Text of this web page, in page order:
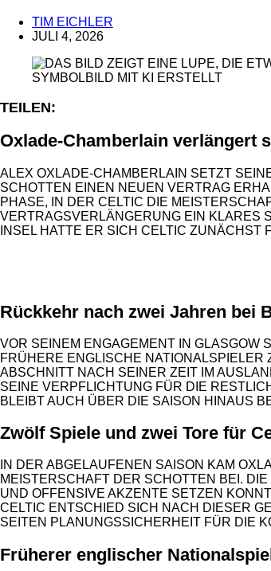
TIM EICHLER
JULI 4, 2026
SYMBOLBILD MIT KI ERSTELLT
TEILEN:
Oxlade-Chamberlain verlängert
ALEX OXLADE-CHAMBERLAIN SETZT
SCHOTTEN EINEN NEUEN VERTRAG
PHASE, IN DER CELTIC DIE
VERTRAGSVERLÄNGERUNG EIN KLARES
INSEL HATTE ER SICH CELTIC
Rückkehr nach zwei Jahren bei
VOR SEINEM ENGAGEMENT IN GLASGOW
RÜHERE ENGLISCHE NATIONALSPIELER
BSCHNITT NACH SEINER ZEIT IM
EINE VERPFLICHTUNG FÜR DIE
LEIBT AUCH ÜBER DIE SAISON HINAUS
Zwölf Spiele und zwei Tore für
IN DER ABGELAUFENEN SAISON KAM
MEISTERSCHAFT DER SCHOTTEN BEI.
UND OFFENSIVE AKZENTE SETZEN
ELTIC ENTSCHIED SICH NACH DIESER
EITEN PLANUNGSSICHERHEIT FÜR DIE
Früherer englischer